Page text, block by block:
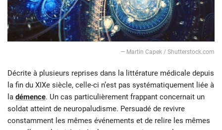
— Martin Capek / Shutterstock.com
Décrite à plusieurs reprises dans la littérature médicale depuis
la fin du XIXe siècle, celle-ci n’est pas systématiquement liée à
la démence. Un cas particulièrement frappant concernait un
soldat atteint de neuropaludisme. Persuadé de revivre
constamment les mêmes événements et de relire les mêmes